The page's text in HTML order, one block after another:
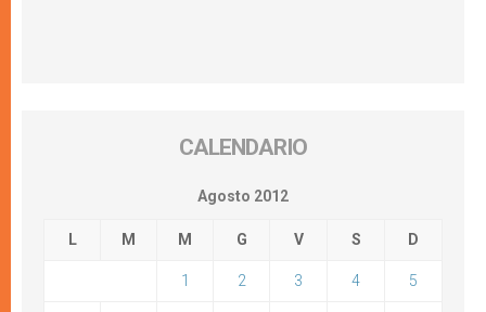
CALENDARIO
Agosto 2012
L M M G V S D
1 2 3 4 5